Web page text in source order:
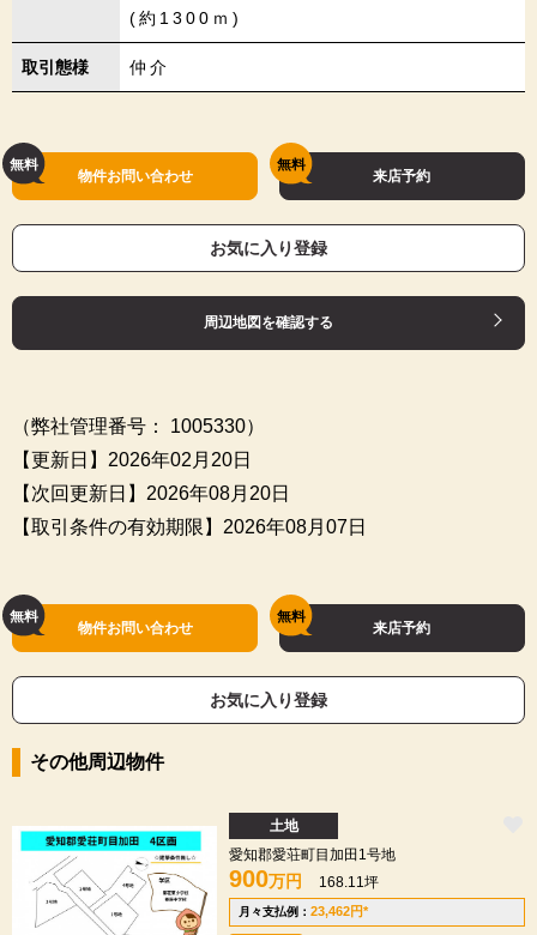
(約1300ｍ)
取引態様 仲介
物件お問い合わせ 来店予約
お気に入り登録
周辺地図を確認する
（弊社管理番号： 1005330）
【更新日】2026年02月20日
【次回更新日】2026年08月20日
【取引条件の有効期限】2026年08月07日
物件お問い合わせ 来店予約
お気に入り登録
その他周辺物件
土地
愛知郡愛荘町目加田1号地
900万円 168.11坪
月々支払例：23,462円*